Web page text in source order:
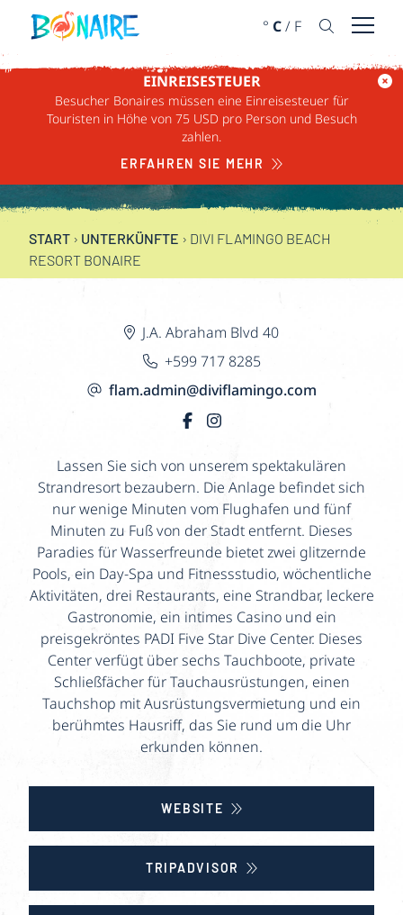
WEITER ZUM INHALT
° C/ F Menü
EINREISESTEUER
Besucher Bonaires müssen eine Einreisesteuer für
Touristen in Höhe von 75 USD pro Person und Besuch
zahlen.
ERFAHREN SIE MEHR
DIVI FLAMINGO
BEACH RESORT
BONAIRE
START › UNTERKÜNFTE › DIVI FLAMINGO BEACH
RESORT BONAIRE
J.A. Abraham Blvd 40
+599 717 8285
flam.admin@diviflamingo.com
Lassen Sie sich von unserem spektakulären
Strandresort bezaubern. Die Anlage befindet sich
nur wenige Minuten vom Flughafen und fünf
Minuten zu Fuß von der Stadt entfernt. Dieses
Paradies für Wasserfreunde bietet zwei glitzernde
Pools, ein Day-Spa und Fitnessstudio, wöchentliche
Aktivitäten, drei Restaurants, eine Strandbar, leckere
Gastronomie, ein intimes Casino und ein
preisgekröntes PADI Five Star Dive Center. Dieses
Center verfügt über sechs Tauchboote, private
Schließfächer für Tauchausrüstungen, einen
Tauchshop mit Ausrüstungsvermietung und ein
berühmtes Hausriff, das Sie rund um die Uhr
erkunden können.
WEBSITE
TRIPADVISOR